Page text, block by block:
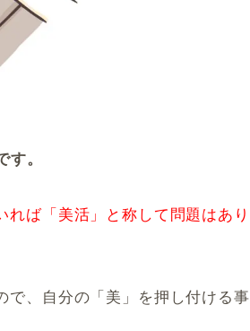
。
ば「美活」と称して問題はあり
で、自分の「美」を押し付ける事